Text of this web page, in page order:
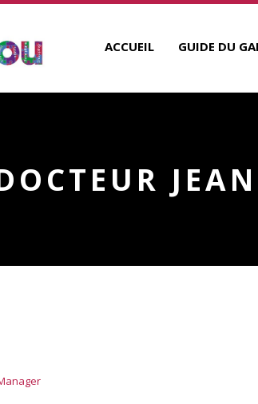
ACCUEIL GUIDE DU